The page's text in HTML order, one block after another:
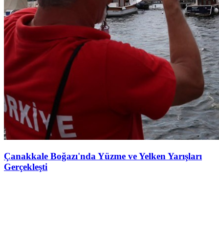
Çanakkale Boğazı'nda Yüzme ve Yelken Yarışları
Gerçekleşti